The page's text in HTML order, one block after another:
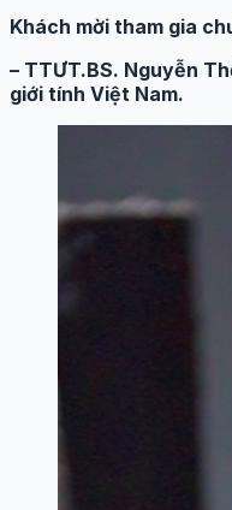
Khách mời tham gia
– TTƯT.BS. Nguyễn
giới tính Việt Nam.